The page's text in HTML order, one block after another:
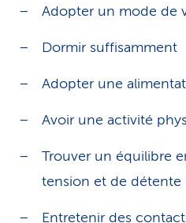
Adopter un mode de
Dormir suffisamment
Adopter une
Avoir une activité
Trouver un équilibre
tension et de détente
Entretenir des